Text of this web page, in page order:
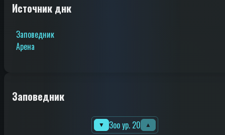
Источник днк
Заповедник
Арена
Заповедник
▼ Зоо ур. 20 ▲